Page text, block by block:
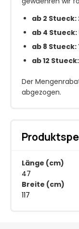
ab 2 Stueck:
ab 4 Stueck:
ab 8 Stueck:
ab 12 Stueck:
Der
abgezogen.
Länge (cm)
47
Breite (cm)
117